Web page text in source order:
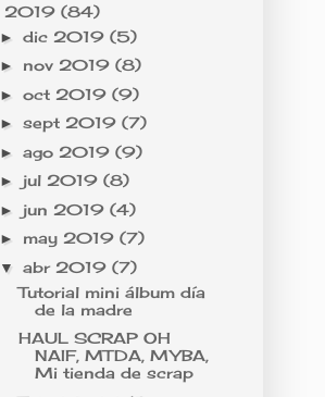
2019 (84)
► dic 2019 (5)
► nov 2019 (8)
► oct 2019 (9)
► sept 2019 (7)
► ago 2019 (9)
► jul 2019 (8)
► jun 2019 (4)
► may 2019 (7)
▼ abr 2019 (7)
Tutorial mini álbum día
de la madre
HAUL SCRAP OH
NAIF, MTDA, MYBA,
Mi tienda de scrap